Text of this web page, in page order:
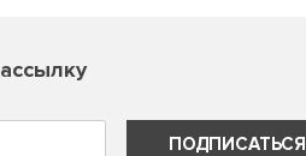
ПОДПИСАТЬСЯ